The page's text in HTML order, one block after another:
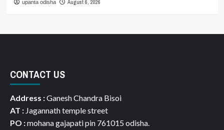
upanta odisha August 6, 2026
CONTACT US
Address :Ganesh Chandra Bisoi
AT : Jagannath temple street
PO :mohana gajapati pin 761015 odisha.